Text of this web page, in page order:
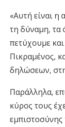
«Αυτή είναι
τη δύναμη, τα
πετύχουμε
Πικραμένος,
δηλώσεων,
Παράλληλα,
κύρος τους